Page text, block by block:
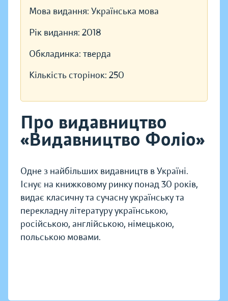
Мова видання: Українська мова
Рік видання: 2018
Обкладинка: тверда
Кількість сторінок: 250
Про видавництво
«Видавництво Фоліо»
Одне з найбільших видавництв в Україні.
Існує на книжковому ринку понад 30 років,
видає класичну та сучасну українську та
перекладну літературу українською,
російською, англійською, німецькою,
польською мовами.